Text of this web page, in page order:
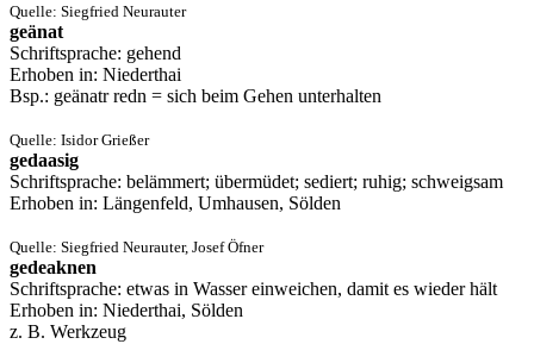
Quelle: Siegfried Neurauter
geänat
Schriftsprache: gehend
Erhoben in: Niederthai
Bsp.: geänatr redn = sich beim Gehen unterhalten
Quelle: Isidor Grießer
gedaasig
Schriftsprache: belämmert; übermüdet; sediert; ruhig; schweigsam
Erhoben in: Längenfeld, Umhausen, Sölden
Quelle: Siegfried Neurauter, Josef Öfner
gedeaknen
Schriftsprache: etwas in Wasser einweichen, damit es wieder hält
Erhoben in: Niederthai, Sölden
z. B. Werkzeug